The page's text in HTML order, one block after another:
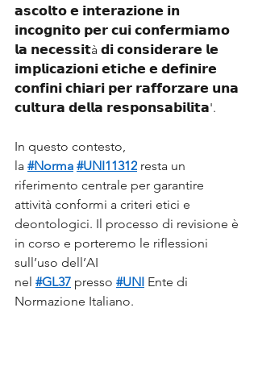
𝗮𝘀𝗰𝗼𝗹𝘁𝗼 𝗲 𝗶𝗻𝘁𝗲𝗿𝗮𝘇𝗶𝗼𝗻𝗲 𝗶𝗻
𝗶𝗻𝗰𝗼𝗴𝗻𝗶𝘁𝗼 𝗽𝗲𝗿 𝗰𝘂𝗶 𝗰𝗼𝗻𝗳𝗲𝗿𝗺𝗶𝗮𝗺𝗼
𝗹𝗮 𝗻𝗲𝗰𝗲𝘀𝘀𝗶𝘁à 𝗱𝗶 𝗰𝗼𝗻𝘀𝗶𝗱𝗲𝗿𝗮𝗿𝗲 𝗹𝗲
𝗶𝗺𝗽𝗹𝗶𝗰𝗮𝘇𝗶𝗼𝗻𝗶 𝗲𝘁𝗶𝗰𝗵𝗲 𝗲 𝗱𝗲𝗳𝗶𝗻𝗶𝗿𝗲
𝗰𝗼𝗻𝗳𝗶𝗻𝗶 𝗰𝗵𝗶𝗮𝗿𝗶 𝗽𝗲𝗿 𝗿𝗮𝗳𝗳𝗼𝗿𝘇𝗮𝗿𝗲 𝘂𝗻𝗮
𝗰𝘂𝗹𝘁𝘂𝗿𝗮 𝗱𝗲𝗹𝗹𝗮 𝗿𝗲𝘀𝗽𝗼𝗻𝘀𝗮𝗯𝗶𝗹𝗶𝘁𝗮'.
In questo contesto,
la #Norma #UNI11312 resta un
riferimento centrale per garantire
attività conformi a criteri etici e
deontologici. Il processo di revisione è
in corso e porteremo le riflessioni
sull’uso dell’AI
nel #GL37 presso #UNI Ente di
Normazione Italiano.